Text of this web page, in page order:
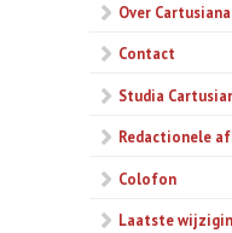
Over
Contact
Studia
Redactionele
Colofon
Laatste